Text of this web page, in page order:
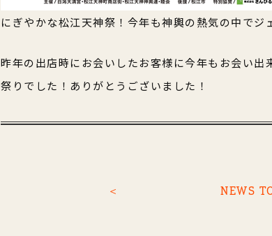
にぎやかな松江天神祭！今年も神輿の熱気の中でジ
昨年の出店時にお会いしたお客様に今年もお会い
祭りでした！ありがとうございました！
＜ NEWS